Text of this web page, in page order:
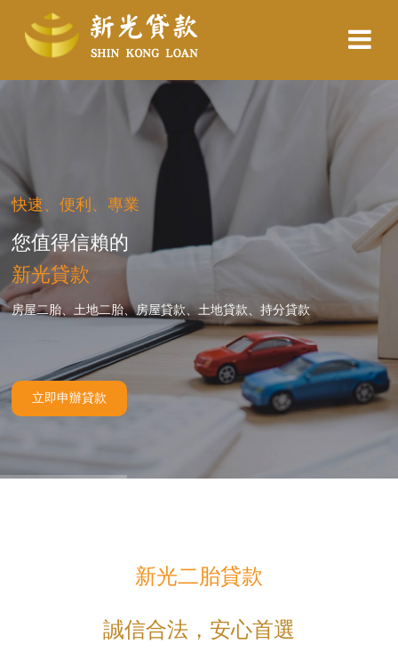
快速、便利、專業
您值得信賴的
新光貸款
房屋二胎、土地二胎、房屋貸款、土地貸款、持分貸款
立即申辦貸款
新光二胎貸款
誠信合法，安心首選